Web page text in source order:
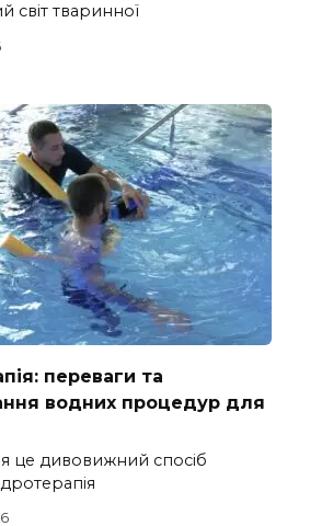
світ тваринної
переваги та
водних процедур для
це дивовижний спосіб